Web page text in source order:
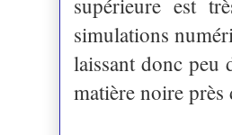
supérieure est
simulations
laissant donc peu
matière noire